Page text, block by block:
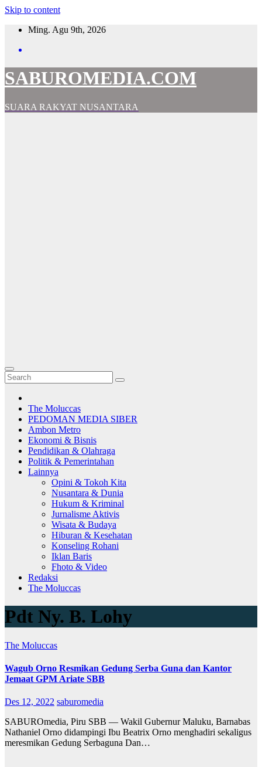
Skip to content
Ming. Agu 9th, 2026
SABUROMEDIA.COM
SUARA RAKYAT NUSANTARA
The Moluccas
PEDOMAN MEDIA SIBER
Ambon Metro
Ekonomi & Bisnis
Pendidikan & Olahraga
Politik & Pemerintahan
Lainnya
Opini & Tokoh Kita
Nusantara & Dunia
Hukum & Kriminal
Jurnalisme Aktivis
Wisata & Budaya
Hiburan & Kesehatan
Konseling Rohani
Iklan Baris
Fhoto & Video
Redaksi
The Moluccas
Pdt Ny. B. Lohy
The Moluccas
Wagub Orno Resmikan Gedung Serba Guna dan Kantor
Jemaat GPM Ariate SBB
Des 12, 2022 saburomedia
SABUROmedia, Piru SBB — Wakil Gubernur Maluku, Barnabas
Nathaniel Orno didampingi Ibu Beatrix Orno menghadiri sekaligus
meresmikan Gedung Serbaguna Dan…